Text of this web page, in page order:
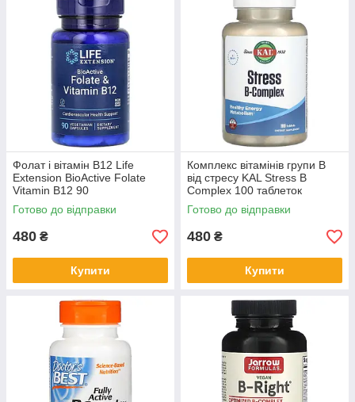
Фолат і вітамін B12 Life
Extension BioActive Folate
Vitamin B12 90
вегетаріанських капсул
Готово до відправки
480 ₴
Купити
Комплекс вітамінів групи B
від стресу KAL Stress B
Complex 100 таблеток
Готово до відправки
480 ₴
Купити